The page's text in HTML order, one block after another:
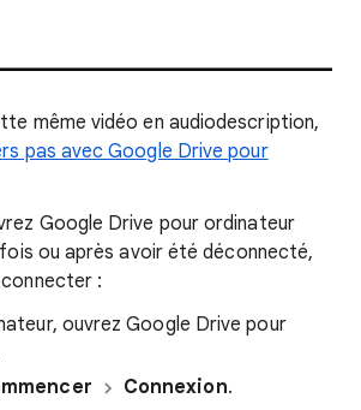
même vidéo en audiodescription,
pas avec Google Drive pour
Google Drive pour ordinateur
ou après avoir été déconnecté,
:
ouvrez Google Drive pour
Connexion.